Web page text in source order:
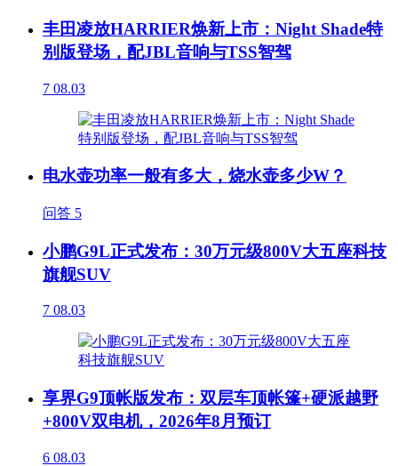
丰田凌放HARRIER焕新上市：Night Shade特
别版登场，配JBL音响与TSS智驾
7 08.03
电水壶功率一般有多大，烧水壶多少W？
问答 5
小鹏G9L正式发布：30万元级800V大五座科技
旗舰SUV
7 08.03
享界G9顶帐版发布：双层车顶帐篷+硬派越野
+800V双电机，2026年8月预订
6 08.03